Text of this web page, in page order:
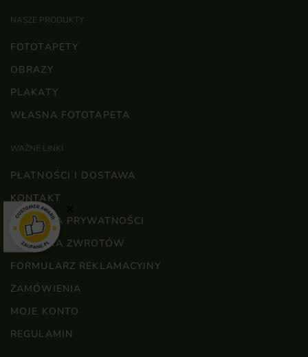
NASZE PRODUKTY
FOTOTAPETY
OBRAZY
PLAKATY
WŁASNA FOTOTAPETA
WAŻNE LINKI
PŁATNOŚCI I DOSTAWA
KONTAKT
POLITYKA PRYWATNOŚCI
POLITYKA ZWROTÓW
FORMULARZ REKLAMACYJNY
ZAMÓWIENIA
MOJE KONTO
REGULAMIN